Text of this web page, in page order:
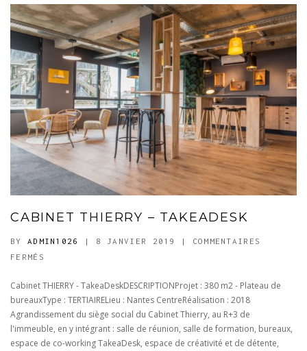
CABINET THIERRY – TAKEADESK
BY ADMIN1026 | 8 JANVIER 2019 |
COMMENTAIRES
FERMÉS
THIERRY
–
TAKEADESK
Cabinet THIERRY - TakeaDeskDESCRIPTIONProjet : 380 m2 - Plateau de
bureauxType : TERTIAIRELieu : Nantes CentreRéalisation : 2018
Agrandissement du siège social du Cabinet Thierry, au R+3 de
l'immeuble, en y intégrant : salle de réunion, salle de formation, bureaux,
espace de co-working TakeaDesk, espace de créativité et de détente,